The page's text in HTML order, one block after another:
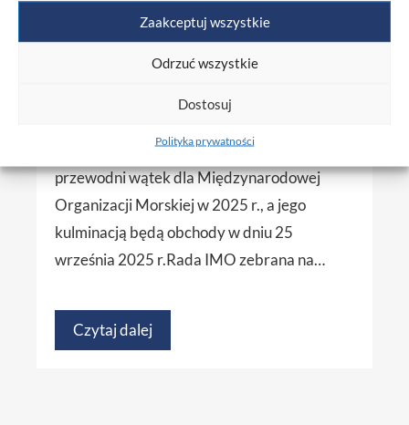
Zaakceptuj wszystkie
Odrzuć wszystkie
Dostosuj
Polityka prywatności
Temat Światowego Dnia Morza 2025: Nasz
Ocean, Nasz obowiązek, Nasza szansa,
odzwierciedla kluczową rolę żeglugi i IMO w
morskimi.Temat został wybrany jako
przewodni wątek dla Międzynarodowej
Organizacji Morskiej w 2025 r., a jego
kulminacją będą obchody w dniu 25
września 2025 r.Rada IMO zebrana na…
Czytaj dalej